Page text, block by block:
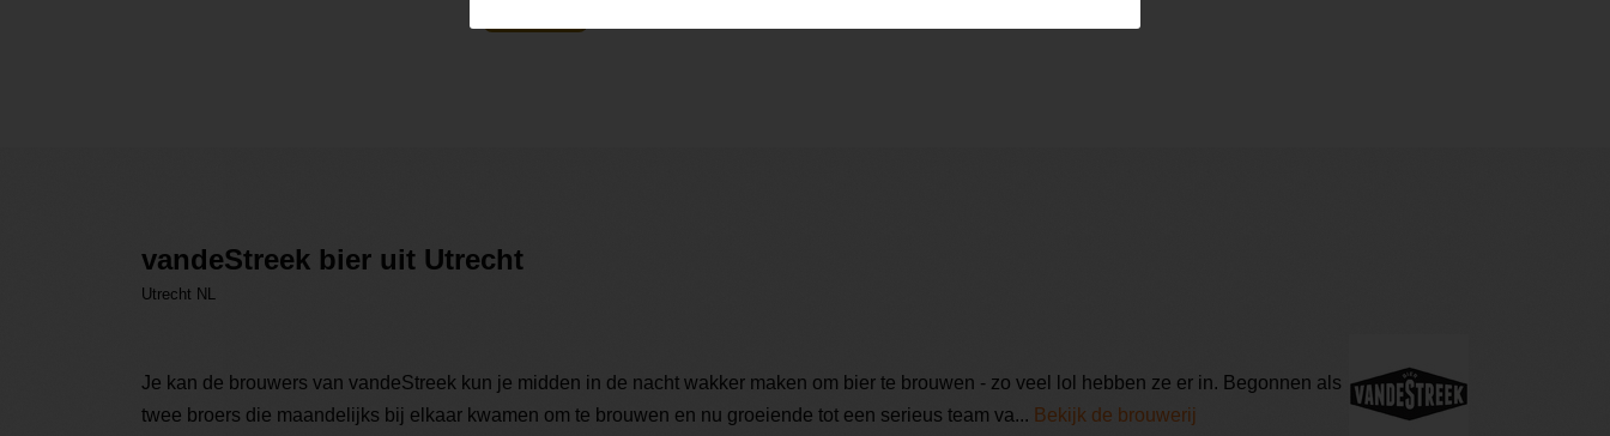
vandeStreek bier uit Utrecht
Utrecht NL
Je kan de brouwers van vandeStreek kun je midden in de nacht wakker maken om bier te brouwen - zo veel lol hebben ze er in. Begonnen als
twee broers die maandelijks bij elkaar kwamen om te brouwen en nu groeiende tot een serieus team va... Bekijk de brouwerij